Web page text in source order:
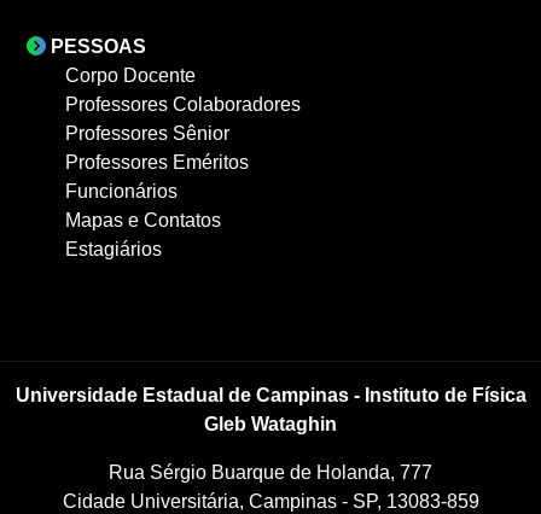
PESSOAS
Corpo Docente
Professores Colaboradores
Professores Sênior
Professores Eméritos
Funcionários
Mapas e Contatos
Estagiários
Universidade Estadual de Campinas - Instituto de Física
Gleb Wataghin
Rua Sérgio Buarque de Holanda, 777
Cidade Universitária, Campinas - SP, 13083-859